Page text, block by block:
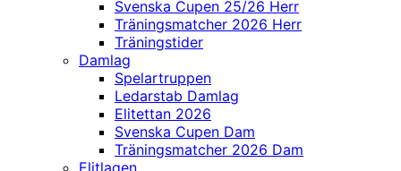
Svenska Cupen 25/26 Herr
Träningsmatcher 2026 Herr
Träningstider
Damlag
Spelartruppen
Ledarstab Damlag
Elitettan 2026
Svenska Cupen Dam
Träningsmatcher 2026 Dam